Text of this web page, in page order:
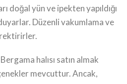
doğal yün ve ipekten yapıldığı
Düzenli vakumlama ve
halısı satın almak
mevcuttur. Ancak,